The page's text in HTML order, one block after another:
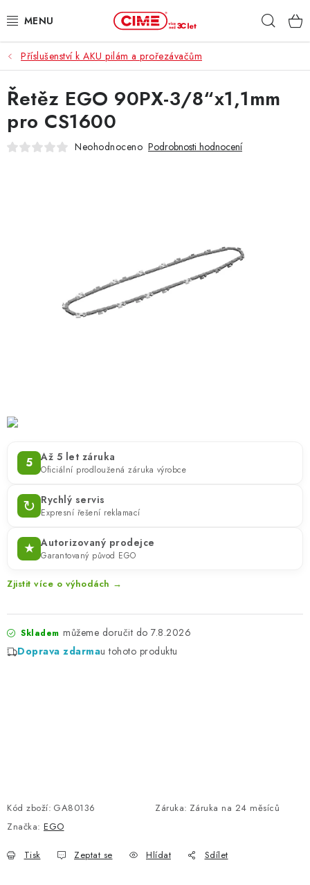
na
ZAHRADA, LES
DÍLNA, STAVBA
MILWAUKEE
Příslušenství k AKU pilám a prořezávačům
5 Až 5 let záruka
Oficiální prodloužená záruka výrobce
↻ Rychlý servis
Expresní řešení reklamací
★ Autorizovaný prodejce
Garantovaný původ EGO
Zjistit více o výhodách →
Skladem
7.8.2026
Doprava zdarmau tohoto produktu
Kód zboží: GA80136 Záruka: Záruka na 24 měsíců
Značka: EGO
Tisk Zeptat se Hlídat Sdílet
Řetěz EGO 90PX-3/8“x1,1mm
pro CS1600
Neohodnoceno Podrobnosti hodnocení